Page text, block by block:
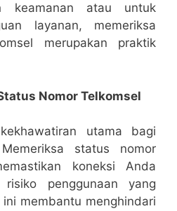
keamanan atau untuk
layanan, memeriksa
merupakan praktik
Nomor Telkomsel
utama bagi
status nomor
koneksi Anda
risiko penggunaan yang
membantu menghindari